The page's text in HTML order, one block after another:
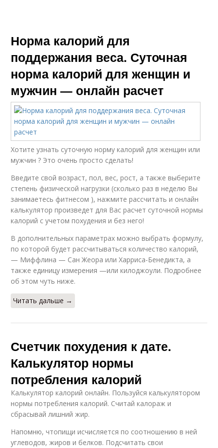
Норма калорий для
поддержания веса. Суточная
норма калорий для женщин и
мужчин — онлайн расчет
Хотите узнать суточную норму калорий для женщин или
мужчин ? Это очень просто сделать!
Введите свой возраст, пол, вес, рост, а также выберите
степень физической нагрузки (сколько раз в неделю Вы
занимаетесь фитнесом ), нажмите рассчитать и онлайн
калькулятор произведет для Вас расчет суточной нормы
калорий с учетом похудения и без него!
В дополнительных параметрах можно выбрать формулу,
по которой будет рассчитываться количество калорий,
— Миффлина — Сан Жеора или Харриса-Бенедикта, а
также единицу измерения —или килоджоули. Подробнее
об этом чуть ниже.
Читать дальше →
Счетчик похудения к дате.
Калькулятор нормы
потребления калорий
Калькулятор калорий онлайн. Пользуйся калькулятором
нормы потребления калорий. Считай калораж и
сбрасывай лишний жир.
Напомню, чтопищи исчисляется по соотношению в ней
углеводов, жиров и белков. Подсчитать свои